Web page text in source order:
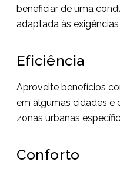
beneficiar de uma
adaptada às
Eficiência
Aproveite benefícios
em algumas cidades e
zonas urbanas
Conforto